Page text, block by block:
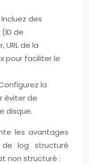
Incluez des
de
URL de la
pour faciliter le
la
éviter de
disque.
les avantages
de log structuré
non structuré :